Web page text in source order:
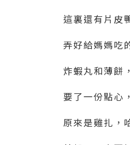
這裏還有片皮
弄好給媽媽吃
炸蝦丸和薄餅
要了一份點心
原來是雞扎，